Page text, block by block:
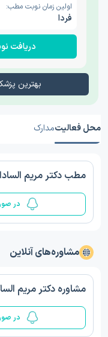
اولین زمان نوبت مطب:
فردا
دریافت
بهترین
محل فعالیتمدارک
مطب دکتر مریم
در
مشاوره‌های آنلاین
مشاوره دکتر مریم
در